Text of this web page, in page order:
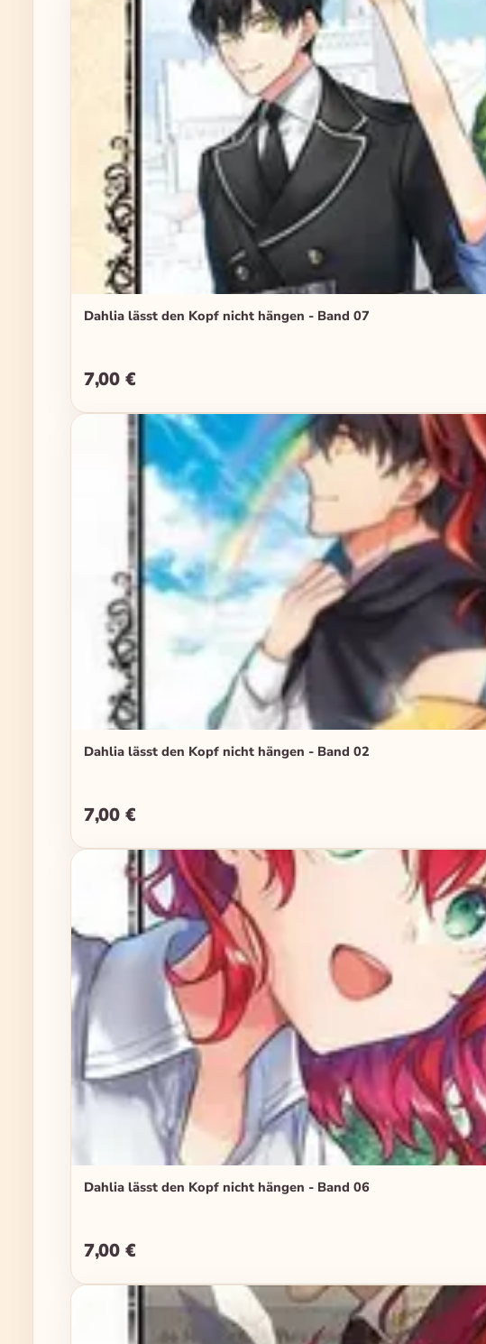
Dahlia lässt den Kopf nicht hängen - Band 07
Regulärer Preis:
7,00 €
Dahlia lässt den Kopf nicht hängen - Band 02
Regulärer Preis:
7,00 €
Dahlia lässt den Kopf nicht hängen - Band 06
Regulärer Preis:
7,00 €